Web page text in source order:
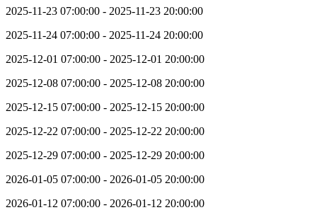
2025-11-23 07:00:00 - 2025-11-23 20:00:00
2025-11-24 07:00:00 - 2025-11-24 20:00:00
2025-12-01 07:00:00 - 2025-12-01 20:00:00
2025-12-08 07:00:00 - 2025-12-08 20:00:00
2025-12-15 07:00:00 - 2025-12-15 20:00:00
2025-12-22 07:00:00 - 2025-12-22 20:00:00
2025-12-29 07:00:00 - 2025-12-29 20:00:00
2026-01-05 07:00:00 - 2026-01-05 20:00:00
2026-01-12 07:00:00 - 2026-01-12 20:00:00